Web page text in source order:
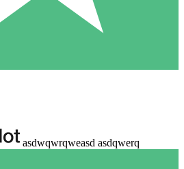
asdwqwrqweasd asdqwerq